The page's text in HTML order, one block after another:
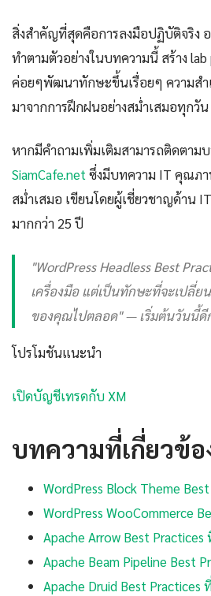
สิ่งสำคัญที่สุดคือการลงมือปฏิบัติจริง
ทำตามตัวอย่างในบทความนี้ สร้าง
ค่อยๆพัฒนาทักษะขึ้นเรื่อยๆ ความสำ
มาจากการฝึกฝนอย่างสม่ำเสมอทุกวัน
หากมีคำถามเพิ่มเติมสามารถติดตาม
SiamCafe.net ซึ่งมีบทความ IT คุณภ
สม่ำเสมอ เขียนโดยผู้เชี่ยวชาญด้าน
มากกว่า 25 ปี
"WordPress Headless Best
เครื่องมือ แต่เป็นทักษะที่จะเปลี่ย
ของคุณไปตลอด" — เริ่มต้นวันนี้ดี
โปรโมชันแนะนำ
เปิดบัญชีเทรดกับ XM
บทความที่เกี่ยวข้อ
WordPress Block Theme
WordPress WooCommerce
Apache Arrow Best Practices
Apache Beam Pipeline Best
Apache Druid Best Practices